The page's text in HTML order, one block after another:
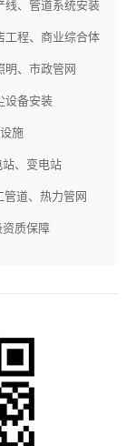
、管道系统安装
程、商业综合体
、市政管网
设备安装
施
、变电站
道、热力管网
质保障